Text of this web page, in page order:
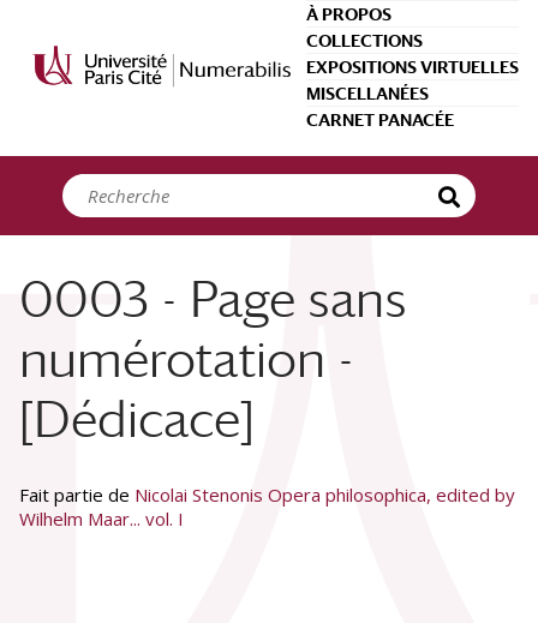
À PROPOS
COLLECTIONS
EXPOSITIONS VIRTUELLES
MISCELLANÉES
CARNET PANACÉE
0003 - Page sans
numérotation -
[Dédicace]
Fait partie de Nicolai Stenonis Opera philosophica, edited by
Wilhelm Maar... vol. I